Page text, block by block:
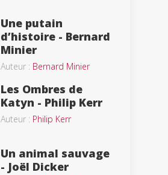
Une putain
d’histoire - Bernard
Minier
Auteur : Bernard Minier
Les Ombres de
Katyn - Philip Kerr
Auteur : Philip Kerr
Un animal sauvage
- Joël Dicker